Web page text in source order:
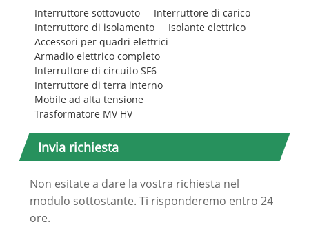
Interruttore sottovuoto
Interruttore di carico
Interruttore di isolamento
Isolante elettrico
Accessori per quadri elettrici
Armadio elettrico completo
Interruttore di circuito SF6
Interruttore di terra interno
Mobile ad alta tensione
Trasformatore MV HV
Invia richiesta
Non esitate a dare la vostra richiesta nel
modulo sottostante. Ti risponderemo entro 24
ore.